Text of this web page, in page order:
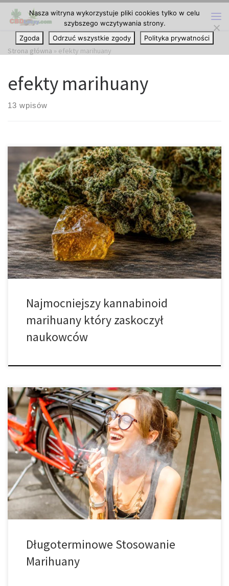
Przejdź do treści
Strona główna » efekty marihuany
efekty marihuany
13 wpisów
Najmocniejszy kannabinoid świata, który pochodzi z marihuany –
wszystko, co warto wiedzieć o niezwykle silnych związkach
konopi Wprowadzenie Konopie od wielu lat pozostają
przedmiotem zainteresowania naukowców, biologów, chemików
oraz osób śledzących rozwój badań nad naturalnymi związkami
występującymi w tej roślinie. Jeszcze do niedawna większość
osób kojarzyła marihuanę przede wszystkim z […]
Najmocniejszy kannabinoid
marihuany który zaskoczył
naukowców
Ze względu na to, że marihuana staje się powszechnie dostępna,
naturalne jest pytanie, czy długotrwałe używanie konopi indyjskich
jest bezpieczne. Wielu z nas się nad tym zastanawia. Używana
jako zioło lecznicze przez wiele stuleci, marihuana zawsze była
kwestionowana jednakże to piętno wydaje się powoli zanikać.
Krótkoterminowe efekty sprawiają, że jesteś […]
Długoterminowe Stosowanie
Marihuany
Nasza witryna wykorzystuje pliki cookies tylko w celu
szybszego wczytywania strony.
Zgoda
Odrzuć wszystkie zgody Polityka prywatności